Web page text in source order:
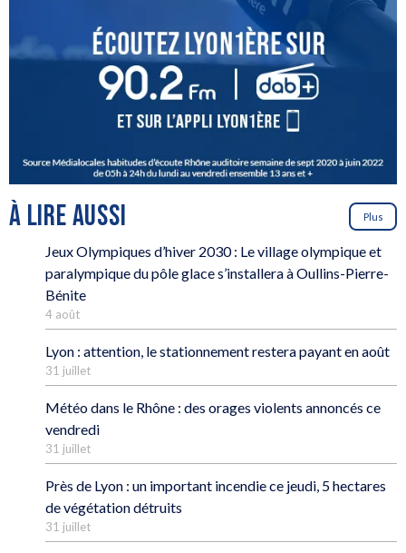
À LIRE AUSSI Plus
Jeux Olympiques d’hiver 2030 : Le village olympique et
paralympique du pôle glace s’installera à Oullins-Pierre-
Bénite
4 août
Lyon : attention, le stationnement restera payant en août
31 juillet
Météo dans le Rhône : des orages violents annoncés ce
vendredi
31 juillet
Près de Lyon : un important incendie ce jeudi, 5 hectares
de végétation détruits
31 juillet